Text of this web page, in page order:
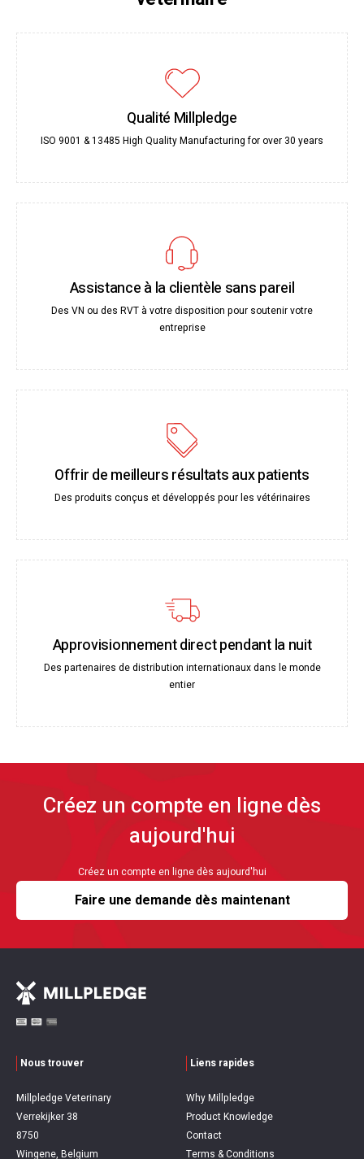
Qualité Millpledge
ISO 9001 & 13485 High Quality Manufacturing for over 30 years
Assistance à la clientèle sans pareil
Des VN ou des RVT à votre disposition pour soutenir votre
entreprise
Offrir de meilleurs résultats aux patients
Des produits conçus et développés pour les vétérinaires
Approvisionnement direct pendant la nuit
Des partenaires de distribution internationaux dans le monde
entier
Créez un compte en ligne dès
aujourd'hui
Créez un compte en ligne dès aujourd'hui
Faire une demande dès maintenant
Nous trouver
Millpledge Veterinary
Verrekijker 38
8750
Wingene, Belgium
Liens rapides
Why Millpledge
Product Knowledge
Contact
Terms & Conditions